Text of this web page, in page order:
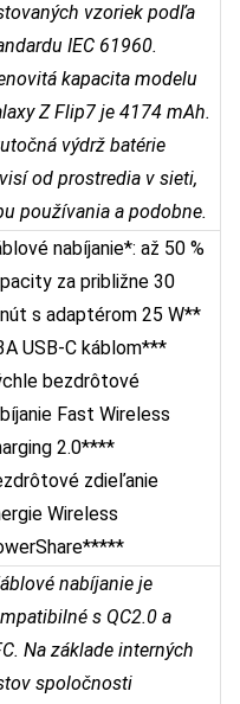
vzoriek podľa
IEC 61960.
kapacita modelu
Z Flip7 je 4174 mAh.
výdrž batérie
od prostredia v sieti,
používania a podobne.
nabíjanie*: až 50 %
za približne 30
s adaptérom 25 W**
USB-C káblom***
bezdrôtové
Fast Wireless
2.0****
zdieľanie
Wireless
nabíjanie je
s QC2.0 a
Na základe interných
spoločnosti